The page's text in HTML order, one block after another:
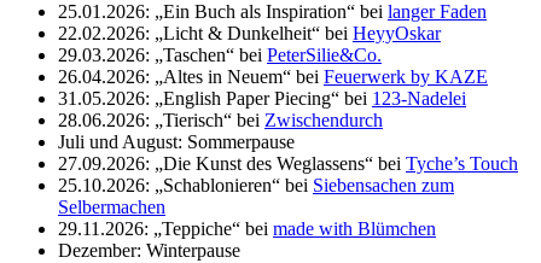
25.01.2026: „Ein Buch als Inspiration“ bei langer Faden
22.02.2026: „Licht & Dunkelheit“ bei HeyyOskar
29.03.2026: „Taschen“ bei PeterSilie&Co.
26.04.2026: „Altes in Neuem“ bei Feuerwerk by KAZE
31.05.2026: „English Paper Piecing“ bei 123-Nadelei
28.06.2026: „Tierisch“ bei Zwischendurch
Juli und August: Sommerpause
27.09.2026: „Die Kunst des Weglassens“ bei Tyche’s Touch
25.10.2026: „Schablonieren“ bei Siebensachen zum
Selbermachen
29.11.2026: „Teppiche“ bei made with Blümchen
Dezember: Winterpause